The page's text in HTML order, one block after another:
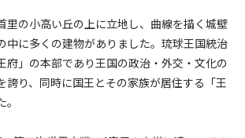
里の小高い丘の上に立地し、曲線を描く城壁
中に多くの建物がありました。琉球王国統治
府」の本部であり王国の政治・外交・文化の
誇り、同時に国王とその家族が居住する「王